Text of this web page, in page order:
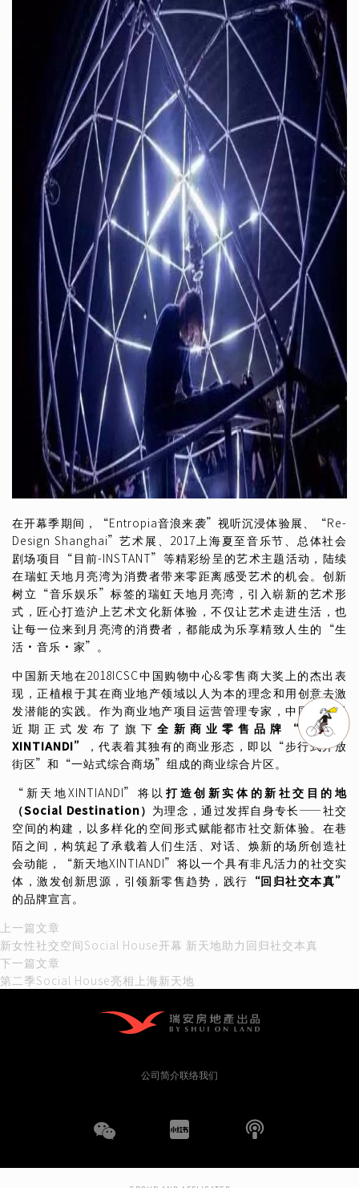
在开幕季期间，“Entropia音浪来袭”视听沉浸体验展、“Re-
Design Shanghai”艺术展、2017上海夏至音乐节、总体社会
剧场项目“目前-INSTANT”等精彩纷呈的艺术主题活动，陆续
在瑞虹天地月亮湾为消费者带来零距离感受艺术的机会。创新
树立“音乐娱乐”标签的瑞虹天地月亮湾，引入崭新的艺术形
式，匠心打造沪上艺术文化新体验，不仅让艺术走进生活，也
让每一位来到月亮湾的消费者，都能成为乐享精致人生的“生
活·音乐·家”。
中国新天地在2018ICSC中国购物中心&零售商大奖上的杰出表
现，正植根于其在商业地产领域以人为本的理念和用创意去激
发潜能的实践。作为商业地产项目运营管理专家，中国新天于
近期正式发布了旗下全新商业零售品牌 “新天地
XINTIANDI”
，代表着其独有的商业形态，即以“步行式开放
街区”和“一站式综合商场”组成的商业综合片区。
“新天地XINTIANDI”将以打造创新实体的新社交目的地
（Social Destination） 为理念，通过发挥自身专长——社交
空间的构建，以多样化的空间形式赋能都市社交新体验。在巷
陌之间，构筑起了承载着人们生活、对话、焕新的场所创造社
会动能，“新天地XINTIANDI”将以一个具有非凡活力的社交实
体，激发创新思源，引领新零售趋势，践行 “回归社交本真”
的品牌宣言。
文
章
导
上一篇文章
一
文
新女性社交空间Social House开幕 新天地助力回归社交本真
下一篇文章
一
第二季Social House亮相上海新天地
公司简介联络我们
红